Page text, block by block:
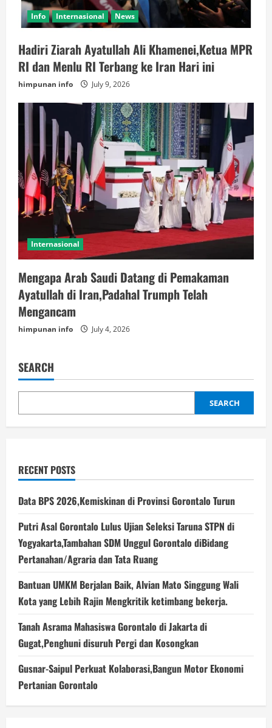
Info Internasional News
Hadiri Ziarah Ayatullah Ali Khamenei,Ketua MPR
RI dan Menlu RI Terbang ke Iran Hari ini
himpunan info July 9, 2026
Internasional
Mengapa Arab Saudi Datang di Pemakaman
Ayatullah di Iran,Padahal Trumph Telah
Mengancam
himpunan info July 4, 2026
SEARCH
SEARCH
RECENT POSTS
Data BPS 2026,Kemiskinan di Provinsi Gorontalo Turun
Putri Asal Gorontalo Lulus Ujian Seleksi Taruna STPN di
Yogyakarta,Tambahan SDM Unggul Gorontalo diBidang
Pertanahan/Agraria dan Tata Ruang
Bantuan UMKM Berjalan Baik, Alvian Mato Singgung Wali
Kota yang Lebih Rajin Mengkritik ketimbang bekerja.
Tanah Asrama Mahasiswa Gorontalo di Jakarta di
Gugat,Penghuni disuruh Pergi dan Kosongkan
Gusnar-Saipul Perkuat Kolaborasi,Bangun Motor Ekonomi
Pertanian Gorontalo